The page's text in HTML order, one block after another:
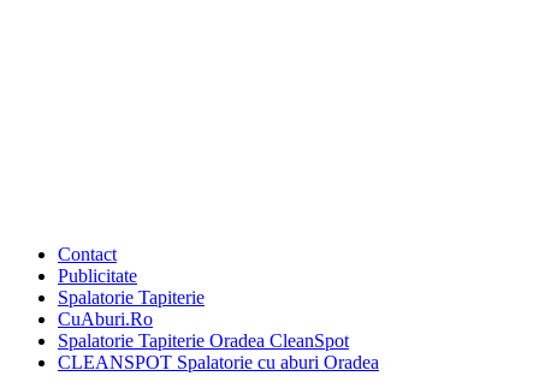
Contact
Publicitate
Spalatorie Tapiterie
CuAburi.Ro
Spalatorie Tapiterie Oradea CleanSpot
CLEANSPOT Spalatorie cu aburi Oradea